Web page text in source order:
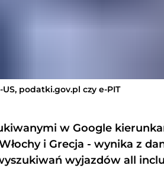
podatki.gov.pl czy e-PIT
w Google
i Grecja - wynika z
wyjazdów all